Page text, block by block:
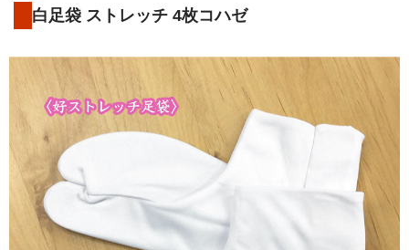
白足袋 ストレッチ 4枚コハゼ